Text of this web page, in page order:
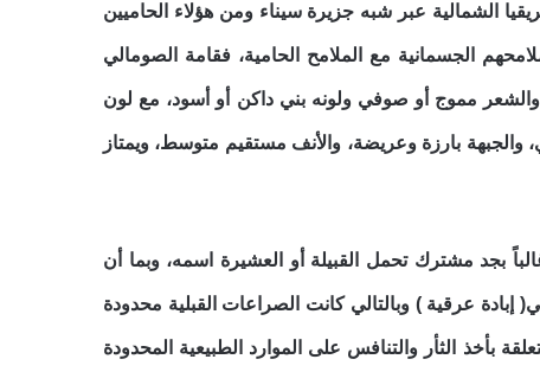
الشمالية عبر شبه جزيرة سيناء ومن هؤلاء الحاميين
الجسمانية مع الملامح الحامية، فقامة الصومالي
مموج أو صوفي ولونه بني داكن أو أسود، مع لون
والجبهة بارزة وعريضة، والأنف مستقيم متوسط، ويمتاز
بجد مشترك تحمل القبيلة أو العشيرة اسمه، وبما أن
إبادة عرقية ) وبالتالي كانت الصراعات القبلية محدودة
بأخذ الثأر والتنافس على الموارد الطبيعية المحدودة